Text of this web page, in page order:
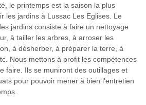
le printemps est la saison la plus
les jardins à Lussac Les Eglises. Le
jardins consiste à faire un nettoyage
à tailler les arbres, à arroser les
à désherber, à préparer la terre, à
Nous mettons à profit les compétences
faire. Ils se muniront des outillages et
pour pouvoir mener à bien l’entretien